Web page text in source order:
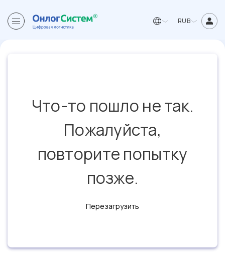
RUB
Что-то пошло не так.
Пожалуйста,
повторите попытку
позже.
Перезагрузить